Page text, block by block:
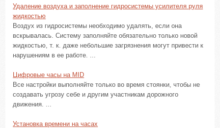
Удаление воздуха и заполнение гидросистемы усилителя руля
жидкостью
Воздух из гидросистемы необходимо удалять, если она
вскрывалась. Систему заполняйте обязательно только новой
жидкостью, т. к. даже небольшие загрязнения могут привести к
нарушениям в ее работе. ...
Цифровые часы на MID
Все настройки выполняйте только во время стоянки, чтобы не
создавать угрозу себе и другим участникам дорожного
движения. ...
Установка времени на часах